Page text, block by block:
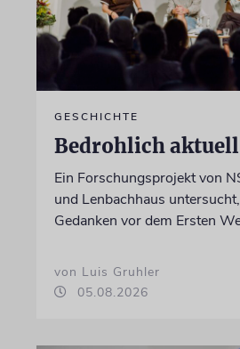
GESCHICHTE
Bedrohlich aktuell
Ein Forschungsprojekt von
und Lenbachhaus
Gedanken vor dem Ersten
von Luis Gruhler
05.08.2026